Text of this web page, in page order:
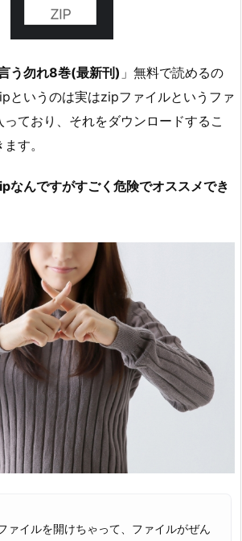
う勿れ8巻(最新刊) 」無料で読めるの
というのは実はzipファイルというファ
ており、それをダウンロードするこ
す。
なんですがすごく危険でオススメでき
ァイルを開けちゃって、ファイルがぜん